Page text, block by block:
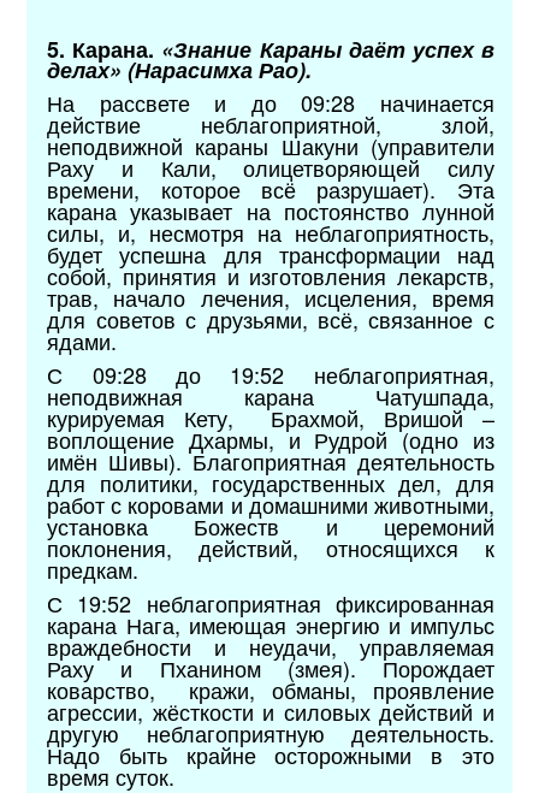
5. Карана. «Знание Караны даёт успех в
делах» (Нарасимха Рао).
На рассвете и до 09:28 начинается
действие неблагоприятной, злой,
неподвижной караны Шакуни (управители
Раху и Кали, олицетворяющей силу
времени, которое всё разрушает). Эта
карана указывает на постоянство лунной
силы, и, несмотря на неблагоприятность,
будет успешна для трансформации над
собой, принятия и изготовления лекарств,
трав, начало лечения, исцеления, время
для советов с друзьями, всё, связанное с
ядами.
С 09:28 до 19:52 неблагоприятная,
неподвижная карана Чатушпада,
курируемая Кету, Брахмой, Вришой –
воплощение Дхармы, и Рудрой (одно из
имён Шивы). Благоприятная деятельность
для политики, государственных дел, для
работ с коровами и домашними животными,
установка Божеств и церемоний
поклонения, действий, относящихся к
предкам.
С 19:52 неблагоприятная фиксированная
карана Нага, имеющая энергию и импульс
враждебности и неудачи, управляемая
Раху и Пханином (змея). Порождает
коварство, кражи, обманы, проявление
агрессии, жёсткости и силовых действий и
другую неблагоприятную деятельность.
Надо быть крайне осторожными в это
время суток.